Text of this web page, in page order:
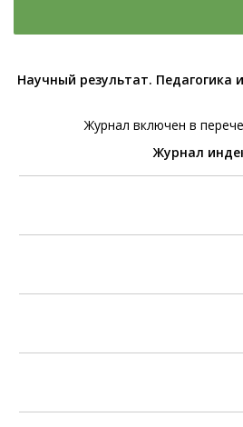
Научный результат. Педагогика
Журнал включен в
Журнал